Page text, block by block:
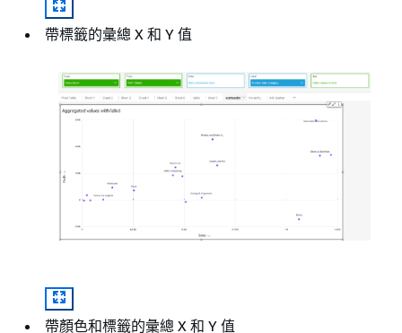
帶標籤的彙總 X 和 Y 值
帶顏色和標籤的彙總 X 和 Y 值